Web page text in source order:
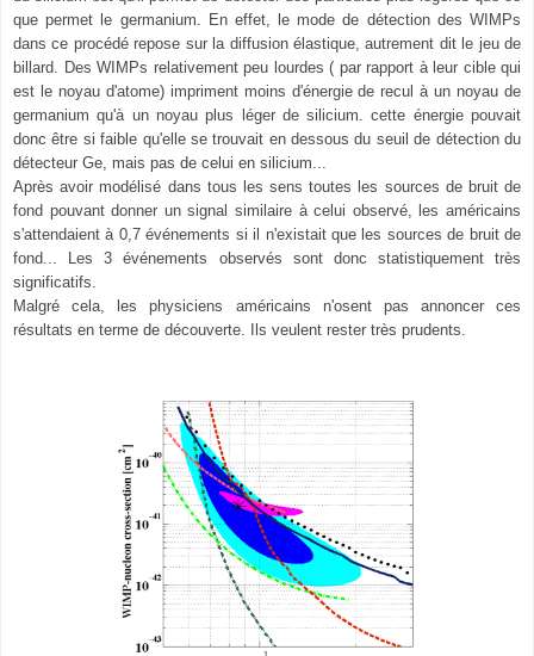
que permet le germanium. En effet, le mode de détection des WIMPs
dans ce procédé repose sur la diffusion élastique, autrement dit le jeu de
billard. Des WIMPs relativement peu lourdes ( par rapport à leur cible qui
est le noyau d'atome) impriment moins d'énergie de recul à un noyau de
germanium qu'à un noyau plus léger de silicium. cette énergie pouvait
donc être si faible qu'elle se trouvait en dessous du seuil de détection du
détecteur Ge, mais pas de celui en silicium...
Après avoir modélisé dans tous les sens toutes les sources de bruit de
fond pouvant donner un signal similaire à celui observé, les américains
s'attendaient à 0,7 événements si il n'existait que les sources de bruit de
fond... Les 3 événements observés sont donc statistiquement très
significatifs.
Malgré cela, les physiciens américains n'osent pas annoncer ces
résultats en terme de découverte. Ils veulent rester très prudents.